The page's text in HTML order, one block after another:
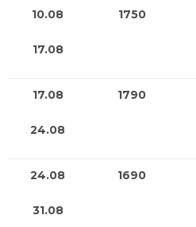
10.08
17.08
1750
17.08
24.08
1790
24.08
31.08
1690